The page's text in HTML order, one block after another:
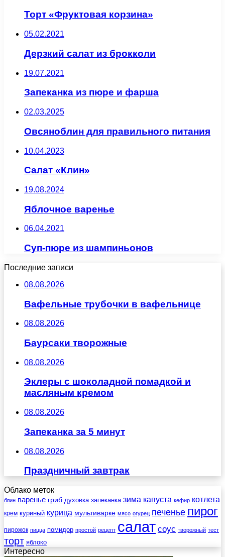
Торт «Фруктовая корзина»
05.02.2021
Дерзкий салат из брокколи
19.07.2021
Запеканка из пюре и фарша
02.03.2025
Овсяноблин для правильного питания
10.04.2023
Салат «Клин»
19.08.2024
Яблочное варенье
06.04.2021
Суп-пюре из шампиньонов
Последние записи
08.08.2026
Вафельные трубочки в вафельнице
08.08.2026
Баурсаки творожные
08.08.2026
Эклеры с шоколадной помадкой и
масляным кремом
08.08.2026
Запеканка за 5 минут
08.08.2026
Праздничный завтрак
Облако меток
блин варенье гриб духовка запеканка зима капуста кефир котлета
крем куриный курица мультиварке мясо огурец печенье пирог
пирожок пицца помидор простой рецепт салат соус творожный тест
торт яблоко
Интересно